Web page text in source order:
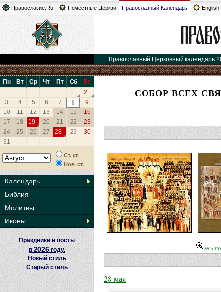
Православие.Ru Поместные Церкви Православный Календарь English
Православный Церковный календарь
Пн Вт Ср Чт Пт Сб
Вс
1
2
3
4 5 6 7 8
9
10
11 12 13 14 15
16
17
18 19 20 21 22
23
24
25 26 27 28 29
30
31
Ст. ст.
Нов. ст.
Календарь
Библия
Молитвы
Иконы
Праздники и посты
в2026 году.
Новый стиль
Старый стиль
СОБОР ВСЕХ
860 x
28 мая